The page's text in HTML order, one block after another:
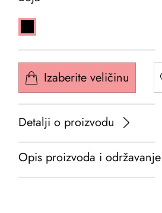
Izaberite veličinu
Detalji o proizvodu
Opis proizvoda i održavanje